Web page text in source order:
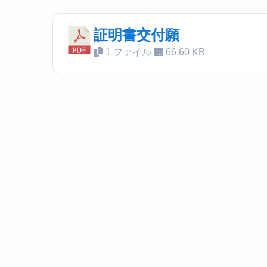
証明書交付願
1 ファイル 66.60 KB